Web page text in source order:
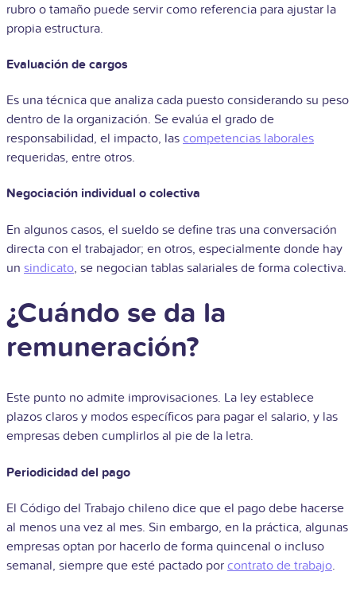
rubro o tamaño puede servir como referencia para ajustar la
propia estructura.
Evaluación de cargos
Es una técnica que analiza cada puesto considerando su peso
dentro de la organización. Se evalúa el grado de
responsabilidad, el impacto, las competencias laborales
requeridas, entre otros.
Negociación individual o colectiva
En algunos casos, el sueldo se define tras una conversación
directa con el trabajador; en otros, especialmente donde hay
un sindicato, se negocian tablas salariales de forma colectiva.
¿Cuándo se da la
remuneración?
Este punto no admite improvisaciones. La ley establece
plazos claros y modos específicos para pagar el salario, y las
empresas deben cumplirlos al pie de la letra.
Periodicidad del pago
El Código del Trabajo chileno dice que el pago debe hacerse
al menos una vez al mes. Sin embargo, en la práctica, algunas
empresas optan por hacerlo de forma quincenal o incluso
semanal, siempre que esté pactado por contrato de trabajo.